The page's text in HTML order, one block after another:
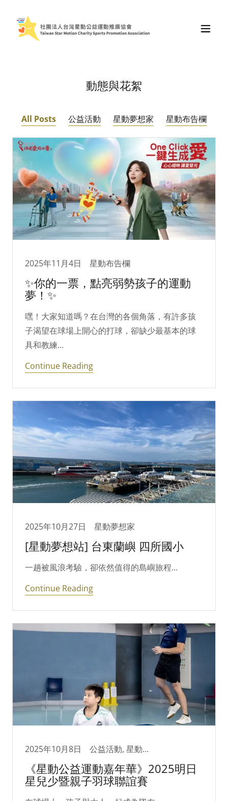
動態與花絮
All Posts 公益活動 星動夢想家 星動布告欄
2025年11月4日 星動布告欄
✨你的一票，點亮弱勢孩子的運動
夢！✨
嘿！大家知道嗎？在台灣的各個角落，有許多孩
子渴望在球場上開心的打球，卻缺少最基本的球
具和教練...
Continue Reading
2025年10月27日 星動夢想家
[星動夢想站] 台東蘭嶼 四所國小
一趟被風浪考驗，卻依然值得的島嶼旅程...
Continue Reading
2025年10月8日 公益活動, 星動夢想家
《星動公益運動嘉年華》2025明日
星兒少暨親子羽球聯誼賽